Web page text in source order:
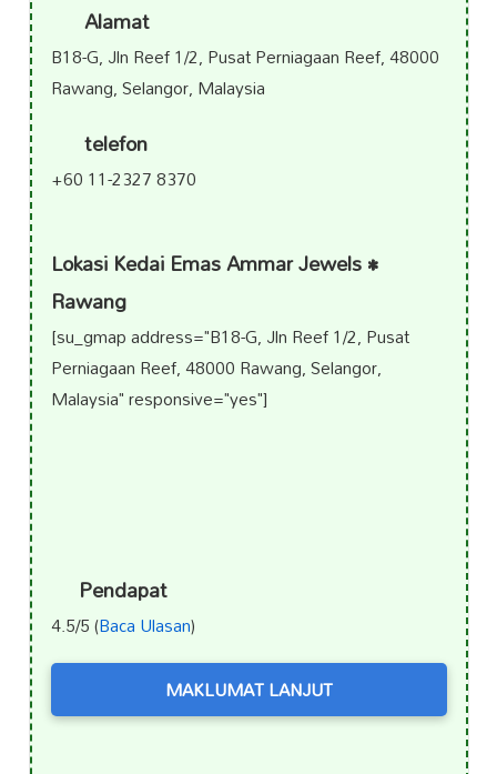
Alamat
B18-G, Jln Reef 1/2, Pusat Perniagaan Reef, 48000
Rawang, Selangor, Malaysia
telefon
+60 11-2327 8370
Lokasi Kedai Emas Ammar Jewels •
Rawang
[su_gmap address="B18-G, Jln Reef 1/2, Pusat
Perniagaan Reef, 48000 Rawang, Selangor,
Malaysia" responsive="yes"]
Pendapat
4.5/5 (Baca Ulasan)
MAKLUMAT LANJUT